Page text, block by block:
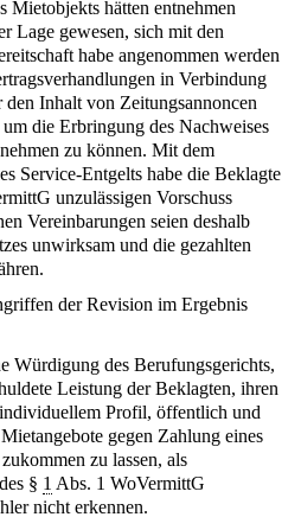
Mietobjekts hätten entnehmen
Lage gewesen, sich mit den
habe angenommen werden
in Verbindung
den Inhalt von Zeitungsannoncen
die Erbringung des Nachweises
zu können. Mit dem
Service-Entgelts habe die Beklagte
unzulässigen Vorschuss
Vereinbarungen seien deshalb
unwirksam und die gezahlten
der Revision im Ergebnis
Würdigung des Berufungsgerichts,
Leistung der Beklagten, ihren
Profil, öffentlich und
gegen Zahlung eines
zu lassen, als
§ 1 Abs. 1 WoVermittG
nicht erkennen.